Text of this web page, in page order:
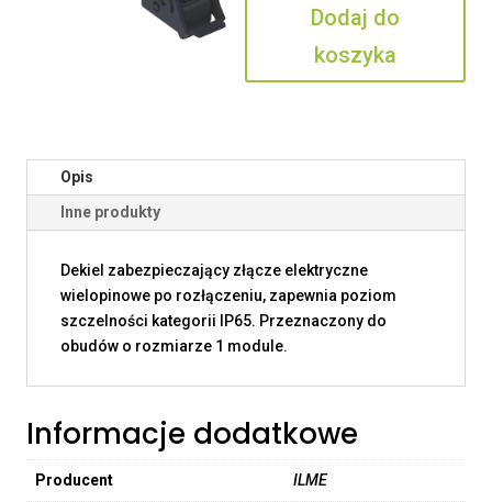
CLG
Dodaj do
koszyka
Opis
Inne produkty
Dekiel zabezpieczający złącze elektryczne
wielopinowe po rozłączeniu, zapewnia poziom
szczelności kategorii IP65. Przeznaczony do
obudów o rozmiarze 1 module.
Informacje dodatkowe
Producent ILME